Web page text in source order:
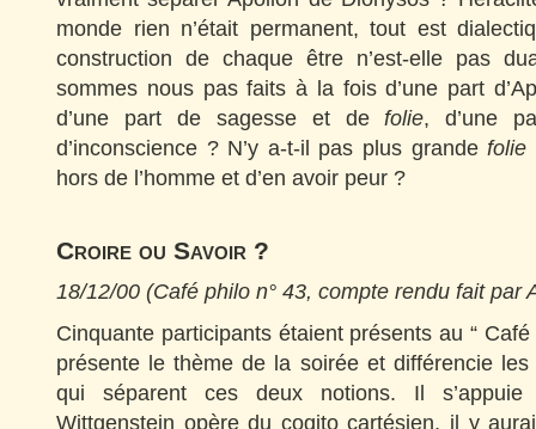
monde rien n’était permanent, tout est
construction de chaque être n’est-elle pas
sommes nous pas faits à la fois d’une part
d’une part de sagesse et defolie, d’une
d’inconscience ? N’y a-t-il pas plus grandefolie
hors de l’homme et d’en avoir peur ?
Croire ou Savoir ?
18/12/00 (Café philo n° 43, compte rendu fait par
Cinquante participants étaient présents au “
présente le thème de la soirée et différencie les
qui séparent ces deux notions. Il
Wittgenstein opère du cogito cartésien, il y